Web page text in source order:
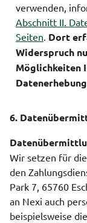
verwenden,
Abschnitt II.
Seiten Dort
Widerspruch
Möglichkeiten
6.
Wir setzen für
den
Park 7, 65760
an Nexi auch
beispielsweise